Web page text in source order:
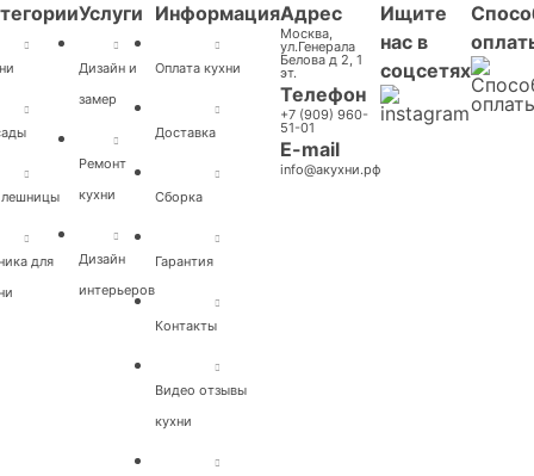
для
Услуги
Дизайн и
замер
Ремонт
кухни
Дизайн
интерьеров
Информация
Оплата кухни
Доставка
Cборка
Гарантия
Контакты
Видео отзывы
кухни
Адрес
Москва,
ул.Генерала
Белова д 2, 1
эт.
Телефон
+7 (909) 960-
51-01
E-mail
info@акухни.рф
Ищите
нас в
соцсетях